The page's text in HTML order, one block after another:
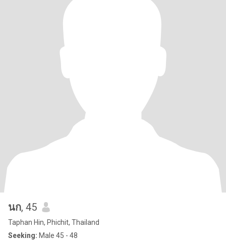
นก, 45
Taphan Hin, Phichit, Thailand
Seeking: Male 45 - 48